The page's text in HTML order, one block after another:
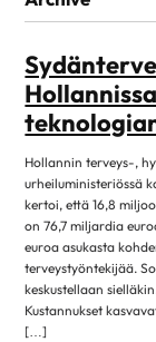
Lääkehoito
Läheiset ja
Omahoito
Palveluita
Sosiaaliturva
kesäkuu 2026
toukokuu 2026
huhtikuu 2026
maaliskuu 2026
helmikuu 2026
tammikuu 2026
joulukuu 2025
lokakuu 2025
Hollannin terveys-,
urheiluministeriössä
kertoi, että 16,8
on 76,7 miljardia
euroa asukasta
terveystyöntekijää.
keskustellaan
Kustannukset
[…]